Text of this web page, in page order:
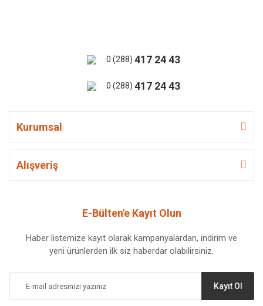
0 (288) 417 24 43
0 (288) 417 24 43
Kurumsal
Alışveriş
E-Bülten'e Kayıt Olun
Haber listemize kayıt olarak kampanyalardan, indirim ve
yeni ürünlerden ilk siz haberdar olabilirsiniz.
Kayıt Ol